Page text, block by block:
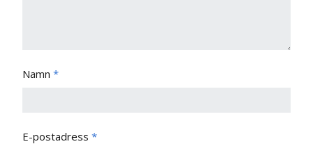
Namn *
E-postadress *